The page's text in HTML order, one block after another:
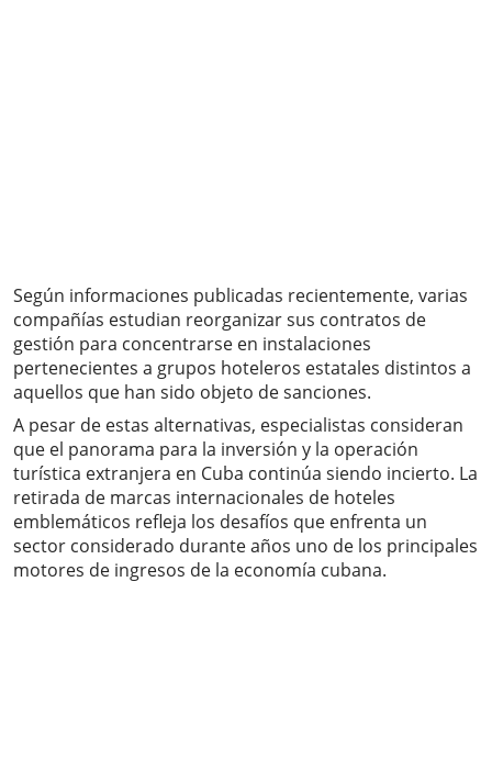
Según informaciones publicadas recientemente, varias
compañías estudian reorganizar sus contratos de
gestión para concentrarse en instalaciones
pertenecientes a grupos hoteleros estatales distintos a
aquellos que han sido objeto de sanciones.
A pesar de estas alternativas, especialistas consideran
que el panorama para la inversión y la operación
turística extranjera en Cuba continúa siendo incierto. La
retirada de marcas internacionales de hoteles
emblemáticos refleja los desafíos que enfrenta un
sector considerado durante años uno de los principales
motores de ingresos de la economía cubana.